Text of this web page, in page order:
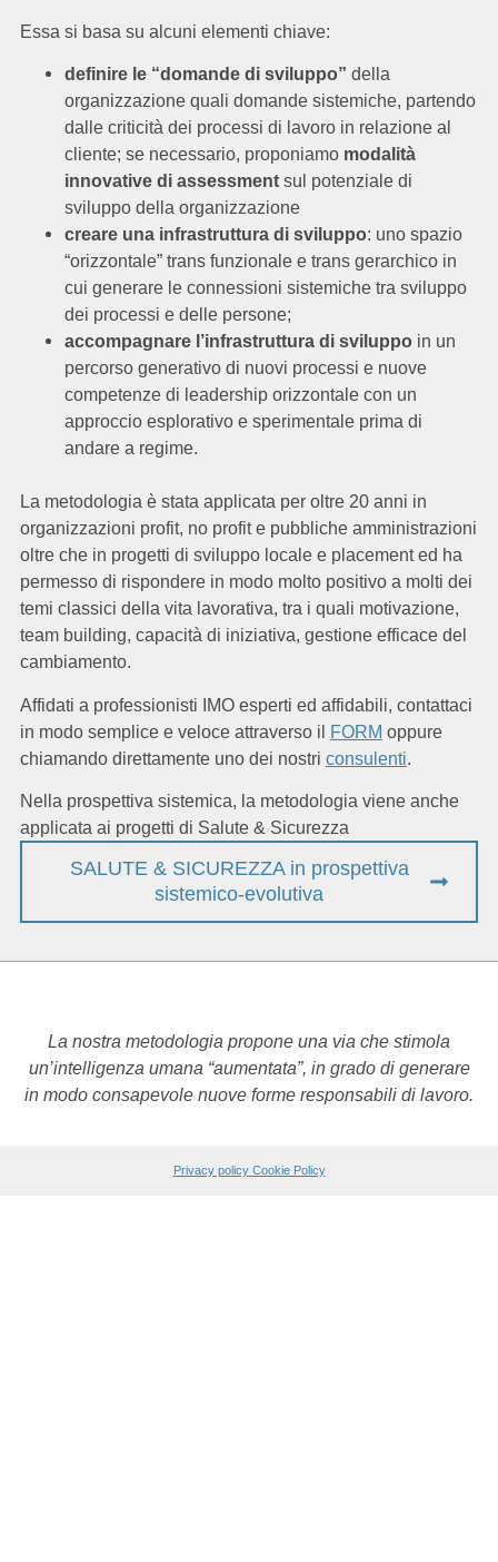
Essa si basa su alcuni elementi chiave:
definire le “domande di sviluppo” della
organizzazione quali domande sistemiche, partendo
dalle criticità dei processi di lavoro in relazione al
cliente; se necessario, proponiamo modalità
innovative di assessmentsul potenziale di
sviluppo della organizzazione
creare una infrastruttura di sviluppo: uno spazio
“orizzontale” trans funzionale e trans gerarchico in
cui generare le connessioni sistemiche tra sviluppo
dei processi e delle persone;
accompagnare l’infrastruttura di sviluppo in un
percorso generativo di nuovi processi e nuove
competenze di leadership orizzontale con un
approccio esplorativo e sperimentale prima di
andare a regime.
La metodologia è stata applicata per oltre 20 anni in
organizzazioni profit, no profit e pubbliche amministrazioni
oltre che in progetti di sviluppo locale e placement ed ha
permesso di rispondere in modo molto positivo a molti dei
temi classici della vita lavorativa, tra i quali motivazione,
team building, capacità di iniziativa, gestione efficace del
cambiamento.
Affidati a professionisti IMO esperti ed affidabili, contattaci
in modo semplice e veloce attraverso il FORM oppure
chiamando direttamente uno dei nostri consulenti
Nella prospettiva sistemica, la metodologia viene anche
applicata ai progetti di Salute & Sicurezza
SALUTE & SICUREZZA in prospettiva
sistemico-evolutiva
La nostra metodologia propone una via che stimola
un’intelligenza umana “aumentata”, in grado di generare
in modo consapevole nuove forme responsabili di lavoro.
Privacy policy Cookie Policy